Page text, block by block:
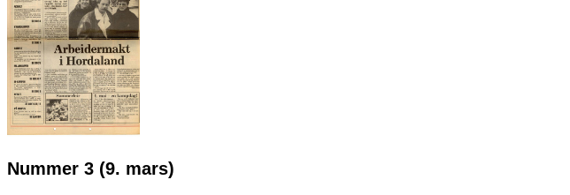
Nummer 3 (9. mars)